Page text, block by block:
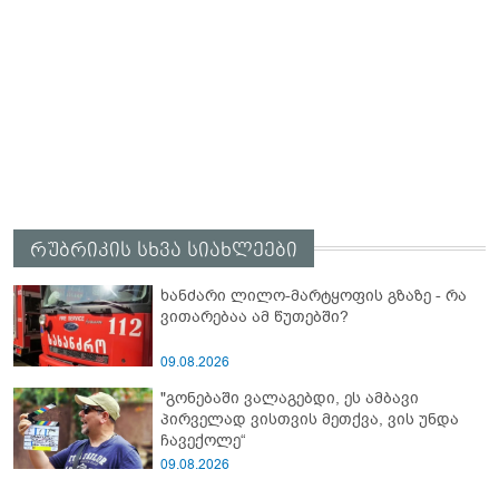
რუბრიკის სხვა სიახლეები
ხანძარი ლილო-მარტყოფის გზაზე - რა
ვითარებაა ამ წუთებში?
09.08.2026
"გონებაში ვალაგებდი, ეს ამბავი
პირველად ვისთვის მეთქვა, ვის უნდა
ჩავექოლე“
09.08.2026